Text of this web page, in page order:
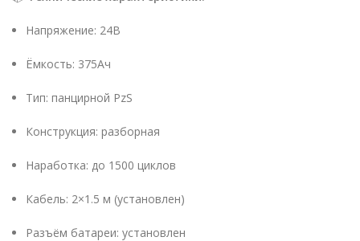
Напряжение: 24В
Ёмкость: 375Ач
Тип: панцирной PzS
Конструкция: разборная
Наработка: до 1500 циклов
Кабель: 2×1.5 м (установлен)
Разъём батареи: установлен